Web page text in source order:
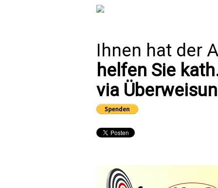
Ihnen hat der
helfen Sie
via